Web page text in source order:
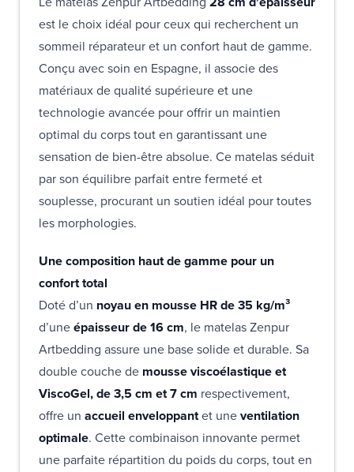
est le choix idéal pour ceux qui recherchent un
sommeil réparateur et un confort haut de gamme.
Conçu avec soin en Espagne, il associe des
matériaux de qualité supérieure et une
technologie avancée pour offrir un maintien
optimal du corps tout en garantissant une
sensation de bien-être absolue. Ce matelas séduit
par son équilibre parfait entre fermeté et
souplesse, procurant un soutien idéal pour toutes
les morphologies.
Une composition haut de gamme pour un
confort total
Doté d’un noyau en mousse HR de 35 kg/m³
d’uneépaisseur de 16 cm, le matelas Zenpur
Artbedding assure une base solide et durable. Sa
double couche de mousse viscoélastique et
ViscoGel, de 3,5 cm et 7 cm respectivement,
offre un accueil enveloppantet uneventilation
optimale. Cette combinaison innovante permet
une parfaite répartition du poids du corps, tout en